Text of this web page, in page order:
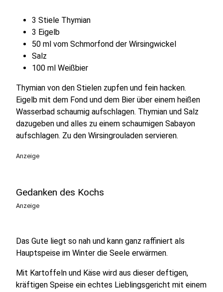
3 Stiele Thymian
3 Eigelb
50 ml vom Schmorfond der Wirsingwickel
Salz
100 ml Weißbier
Thymian von den Stielen zupfen und fein hacken.
Eigelb mit dem Fond und dem Bier über einem heißen
Wasserbad schaumig aufschlagen. Thymian und Salz
dazugeben und alles zu einem schaumigen Sabayon
aufschlagen. Zu den Wirsingrouladen servieren.
Anzeige
Gedanken des Kochs
Anzeige
Das Gute liegt so nah und kann ganz raffiniert als
Hauptspeise im Winter die Seele erwärmen.
Mit Kartoffeln und Käse wird aus dieser deftigen,
kräftigen Speise ein echtes Lieblingsgericht mit einem